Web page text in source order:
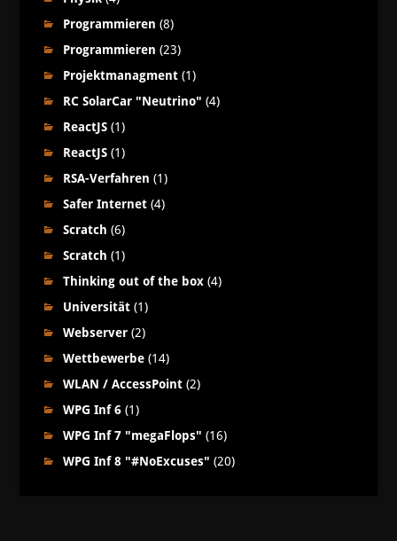
Programmieren (8)
Programmieren (23)
Projektmanagment(1)
RC SolarCar "Neutrino" (4)
ReactJS(1)
ReactJS(1)
RSA-Verfahren (1)
Safer Internet(4)
Scratch (6)
Scratch (1)
Thinking out of the box(4)
Universität(1)
Webserver(2)
Wettbewerbe(14)
WLAN / AccessPoint(2)
WPG Inf 6(1)
WPG Inf 7 "megaFlops" (16)
WPG Inf 8 "#NoExcuses" (20)